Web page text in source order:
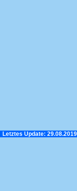
Letztes Update: